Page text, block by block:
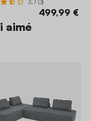
3.7 (3)
499,99 €
aimé